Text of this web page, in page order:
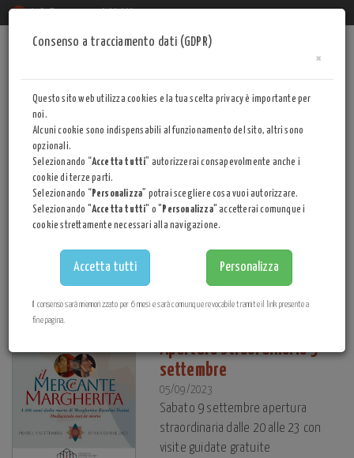
CINQUE per MILLE
EVENTI
Pagina 1
Giornate Case della
Memoria:5/6 aprile
27/03/2025
Anche il Museo Casa Datini aderisce
alla Giornata Internazionale Case
Apertura straordinaria 9
settembre
05/09/2023
Sabato 9 settembre apertura
straordinaria dalle 20 alle 23 con
visite guidate gratuite
Consenso a tracciamento dati (GDPR)
×
Questo sito web utilizza cookies e la tua scelta privacy è importante per
noi.
Alcuni cookie sono indispensabili al funzionamento del sito, altri sono
opzionali.
Selezionando “Accetta tutti” autorizzerai consapevolmente anche i
cookie di terze parti.
Selezionando “Personalizza” potrai scegliere cosa vuoi autorizzare.
Selezionando "Accetta tutti" o " Personalizza" accetterai comunque i
cookie strettamente necessari alla navigazione.
Accetta tutti Personalizza
Il consenso sarà memorizzato per 6 mesi e sarà comunque revocabile tramite il link presente a
fine pagina.